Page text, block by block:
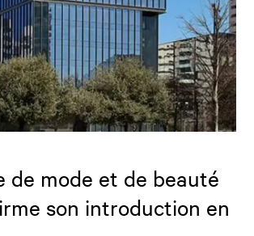
de mode et de beauté
son introduction en